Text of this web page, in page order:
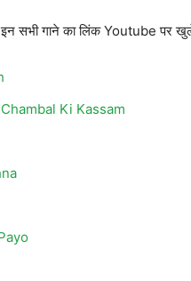
इन सभी गाने का लिंक Youtube
Ki Kassam